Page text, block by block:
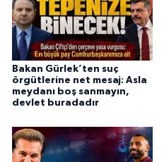
Bakan Gürlek’ten suç
örgütlerine net mesaj: Asla
meydanı boş sanmayın,
devlet buradadır